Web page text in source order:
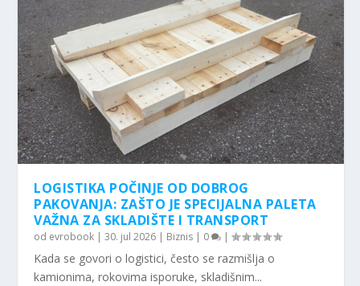
LOGISTIKA POČINJE OD DOBROG
PAKOVANJA: ZAŠTO JE SPECIJALNA PALETA
VAŽNA ZA SKLADIŠTE I TRANSPORT
od evrobook |30. jul 2026 | Biznis | 0 |
Kada se govori o logistici, često se razmišlja o
kamionima, rokovima isporuke, skladišnim...